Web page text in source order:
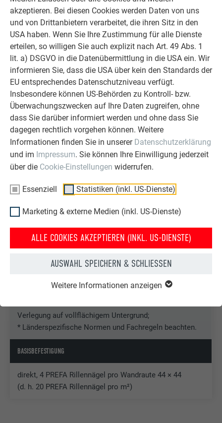
akzeptieren. Bei diesen Cookies werden Daten von uns
und von Drittanbietern verarbeitet, die ihren Sitz in den
USA haben. Wenn Sie Ihre Zustimmung für alle Dienste
erteilen, so willigen Sie auch explizit nach Art. 49 Abs. 1
lit. a) DSGVO in die Datenübermittlung in die USA ein. Wir
informieren Sie, dass die USA über kein den Standards der
EU entsprechendes Datenschutzniveau verfügt.
Insbesondere können US-Behörden zu Kontroll- bzw.
Überwachungszwecken auf Ihre Daten zugreifen, ohne
dass Sie darüber informiert werden und ohne dass Sie
dagegen rechtlich vorgehen können. Weitere
Informationen finden Sie in unserer Datenschutzerklärung
und im Impressum. Sie können Ihre Einwilligung jederzeit
über die Cookie-Einstellungen widerrufen.
Essenziell Statistiken (inkl. US-Dienste)
Marketing & externe Medien (inkl. US-Dienste)
ALLE COOKIES AKZEPTIEREN (INKL. US-DIENSTE)
AUSWAHL SPEICHERN & SCHLIESSEN
Weitere Informationen anzeigen
die Hinterlüftung aufsteigt und sozusagen abtransportiert
wird. Im Winter entsteht durch diese Konstruktion ein
Wärmeschutz, da der Wärmeübergangswiderstand im
Hinterlüftungsraum erhöht wird. Diese Temperaturpufferung
in der Hinterlüftungsebene ermöglicht über alle Jahreszeiten
hinweg ein angenehmes Raumklima.
Gestaltungselement zur Verschönerung Ihres Zuhauses. Sie
ist nicht nur schön anzusehen, sondern bietet Ihrem Zuhause
auch Schutz vor Wind und Wetter. Außerdem bewahrt die
widerstandsfähige PREFA Aluminiumverkleidung die
dahinterliegenden Schichten (Tragwerk, Dämmung und
Unterkonstruktion) vor Witterungseinflüssen. Da Ihre PREFA
Fassade besonders witterungsbeständig ist, können Sie sich
über Jahrzehnte hinweg an ihrem schönen Erscheinungsbild
erfreuen. Zu beachten ist, dass PREFA Fassadenprodukte
nicht mit Sandwichpaneelen oder anderen Produkten mit
integrierter Dämmung zu verwechseln sind, da diese
ausschließlich auf die oben genannten Funktionen (Schutz
und optische Gestaltung) spezialisiert sind. Wenn auch Sie
gerne eine hochwertige PREFA Fassade aus Aluminium
neben der sichtbaren Verschönerung Ihres Zuhauses mit der
Unterkonstruktion und, falls gewünscht, eine für Sie
passende Dämmung kümmern.
PARTNERBETRIEBE FINDEN
Wie ist die PREFA Fassade aufgebaut?
Alle PREFA Aluminium Fassadensysteme werden als
vorgehängte und hinterlüftete Fassade (VHF)
ausgeführt.
Dabei handelt es sich um ein jahrhundertealtes und
bewährtes System, welches sich durch den speziellen
Aufbau positiv auf das Raumklima auswirkt. Zwischen
Mauerwerk und PREFA Fassade kann die Luft zirkulieren,
dadurch wird anfallende Feuchtigkeit hinter der
Metallfassade abtransportiert.
MEHR ZU FASSADENSYSTEME
TECHNISCHE INFORMATIONEN DER WANDRAUTE
44 × 44
MATERIAL
beschichtetes Aluminium, 0,7 mm stark, Coil-Coating-
Beschichtung
ABMESSUNGEN
GEWICHT
ca. 2,6 kg/m²
Verlegung auf vollflächigem Untergrund;
* Länderspezifische Normen und Fachregeln beachten.
BASISBEFESTIGUNG
direkt, 4 PREFA Rillennägel pro Wandraute 44 × 44
(d. h. 20 PREFA Rillennägel pro m²)